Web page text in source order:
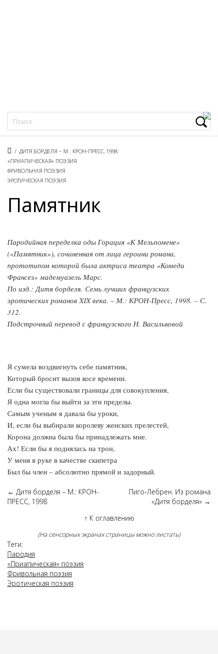
/ ДИТЯ БОРДЕЛЯ – М.: КРОН-ПРЕСС, 1998
«ПРИАПИЧЕСКАЯ» ПОЭЗИЯ
ФРИВОЛЬНАЯ ПОЭЗИЯ
ЭРОТИЧЕСКАЯ ПОЭЗИЯ
Памятник
Пародийная переделка оды Горация «К Мельпомене»
(«Памятник»), сочиненная от лица героини романа,
прототипом которой была актриса театра «Комеди
Франсез» мадемуазель Марс.
По изд.: Дитя борделя. Семь лучших французских
эротических романов XIX века. – М.: КРОН-Пресс, 1998. – С.
312.
Подстрочный перевод с французского Н. Васильковой
Я сумела воздвигнуть себе памятник,
Который бросит вызов косе времени.
Если бы существовали границы для совокупления,
Я одна могла бы выйти за эти пределы.
Самым ученым я давала бы уроки,
И, если бы выбирали королеву женских прелестей,
Корона должна была бы принадлежать мне.
Ах! Если бы я поднялась на трон,
У меня в руке в качестве скипетра
Был бы член – абсолютно прямой и задорный.
← Дитя борделя – М.: КРОН-
ПРЕСС, 1998
Пиго-Лебрен. Из романа
«Дитя борделя» →
↑ К оглавлению
(На сенсорных экранах страницы можно листать)
Теги:
Пародия
«Приапическая» поэзия
Фривольная поэзия
Эротическая поэзия